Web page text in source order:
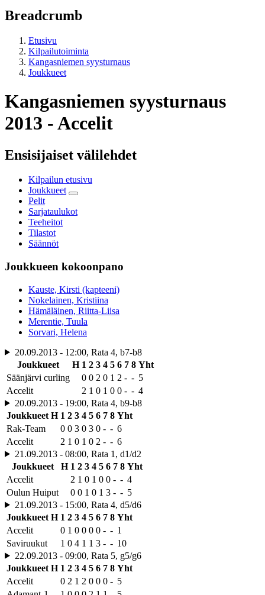
Breadcrumb
Etusivu
Kilpailutoiminta
Kangasniemen syysturnaus
Joukkueet
Kangasniemen syysturnaus
2013 - Accelit
Ensisijaiset välilehdet
Kilpailun etusivu
Joukkueet
Pelit
Sarjataulukot
Teeheitot
Tilastot
Säännöt
Joukkueen kokoonpano
Kauste, Kirsti (kapteeni)
Nokelainen, Kristiina
Hämäläinen, Riitta-Liisa
Merentie, Tuula
Sorvari, Helena
20.09.2013 - 12:00, Rata 4, b7-b8
Joukkueet
H 1 2 3 4 5 6 7 8 Yht
Säänjärvi curling
0 0 2 0 1 2 - - 5
Accelit
2 1 0 1 0 0 - - 4
20.09.2013 - 19:00, Rata 4, b9-b8
Joukkueet H 1 2 3 4 5 6 7 8 Yht
Rak-Team
0 0 3 0 3 0 - - 6
Accelit
2 1 0 1 0 2 - - 6
21.09.2013 - 08:00, Rata 1, d1/d2
Joukkueet
H 1 2 3 4 5 6 7 8 Yht
Accelit
2 1 0 1 0 0 - - 4
Oulun Huiput
0 0 1 0 1 3 - - 5
21.09.2013 - 15:00, Rata 4, d5/d6
Joukkueet H 1 2 3 4 5 6 7 8 Yht
Accelit
0 1 0 0 0 0 - - 1
Saviruukut
1 0 4 1 1 3 - - 10
22.09.2013 - 09:00, Rata 5, g5/g6
Joukkueet H 1 2 3 4 5 6 7 8 Yht
Accelit
0 2 1 2 0 0 0 - 5